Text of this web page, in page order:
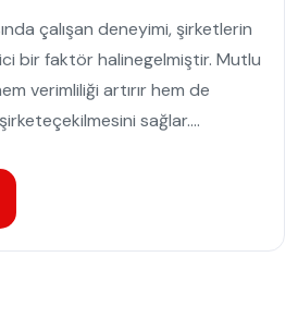
çalışan deneyimi, şirketlerin
bir faktör halinegelmiştir. Mutlu
verimliliği artırır hem de
sağlar....